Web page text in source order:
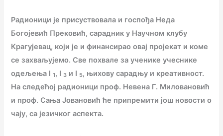
Радионици је присуствовала и госпођа Неда
Богојевић Прековић, сарадник у Научном клубу
Крагујевац, који је и финансирао овај пројекат и коме
се захваљујемо. Све похвале за ученике учеснике
одељења I1, I 3 и I 5, њихову сарадњу и креативност.
На следећој радионици проф. Невена Г. Миловановић
и проф. Сања Јовановић ће припремити још новости о
чају, са језичког аспекта.